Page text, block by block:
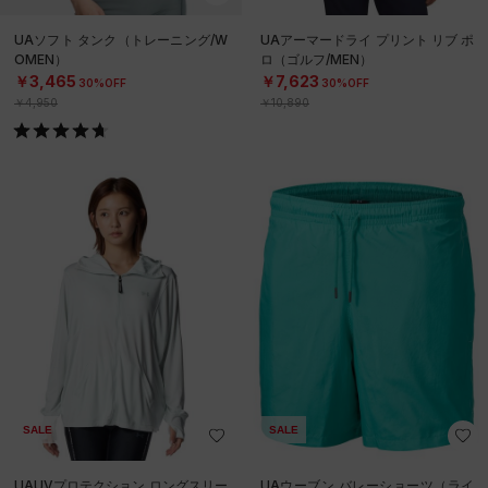
UAソフト タンク（トレーニング/W
OMEN）
￥3,465 30%OFF
￥4,950
UAアーマードライ プリント リブ ポ
ロ（ゴルフ/MEN）
￥7,623 30%OFF
￥10,890
SALE SALE